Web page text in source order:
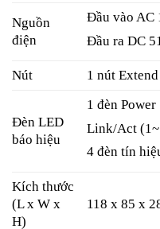
Nguồn
điện
Đầu vào AC
Đầu ra DC
Nút 1 nút Extend
Đèn LED
báo hiệu
1 đèn Power
Link/Act
4 đèn tín
Kích thước
(L x W x
H)
118 x 85 x